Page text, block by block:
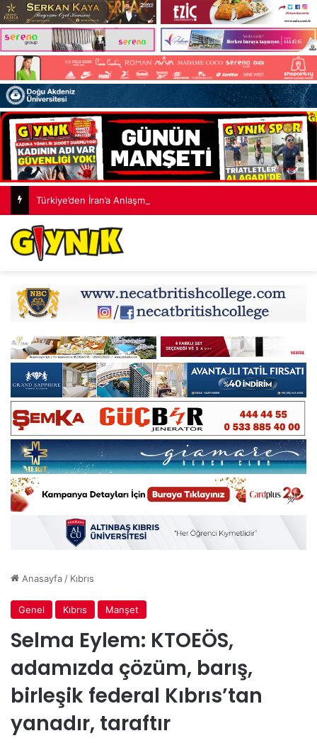
Türkiye’den İran’a Anlaşma Mesajı
Anasayfa/ Kıbrıs
Genel Kıbrıs Manşet
Selma Eylem: KTOEÖS,
adamızda çözüm, barış,
birleşik federal Kıbrıs’tan
yanadır, taraftır